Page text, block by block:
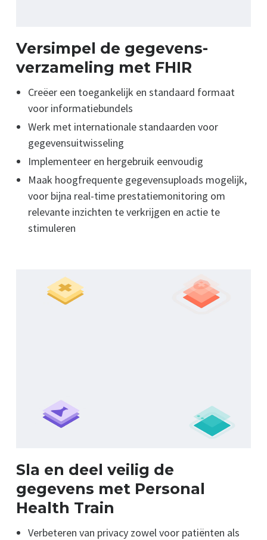
Versimpel de gegevens­
verzameling met FHIR
Creëer een toegankelijk en standaard formaat
voor informatiebundels
Werk met internationale standaarden voor
gegevensuitwisseling
Implementeer en hergebruik eenvoudig
Maak hoogfrequente gegevensuploads mogelijk,
voor bijna real-time prestatiemonitoring om
relevante inzichten te verkrijgen en actie te
stimuleren
Sla en deel veilig de
gegevens met Personal
Health Train
Verbeteren van privacy zowel voor patiënten als